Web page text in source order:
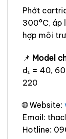
Phớt
300°C, áp
hợp môi
📌 Model
d₁ = 40,
220
🌐 Website:
Email:
Hotline: